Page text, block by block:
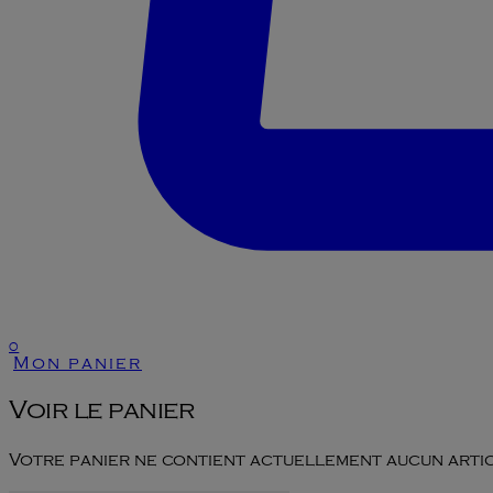
0
Mon panier
Voir le panier
Votre panier ne contient actuellement aucun